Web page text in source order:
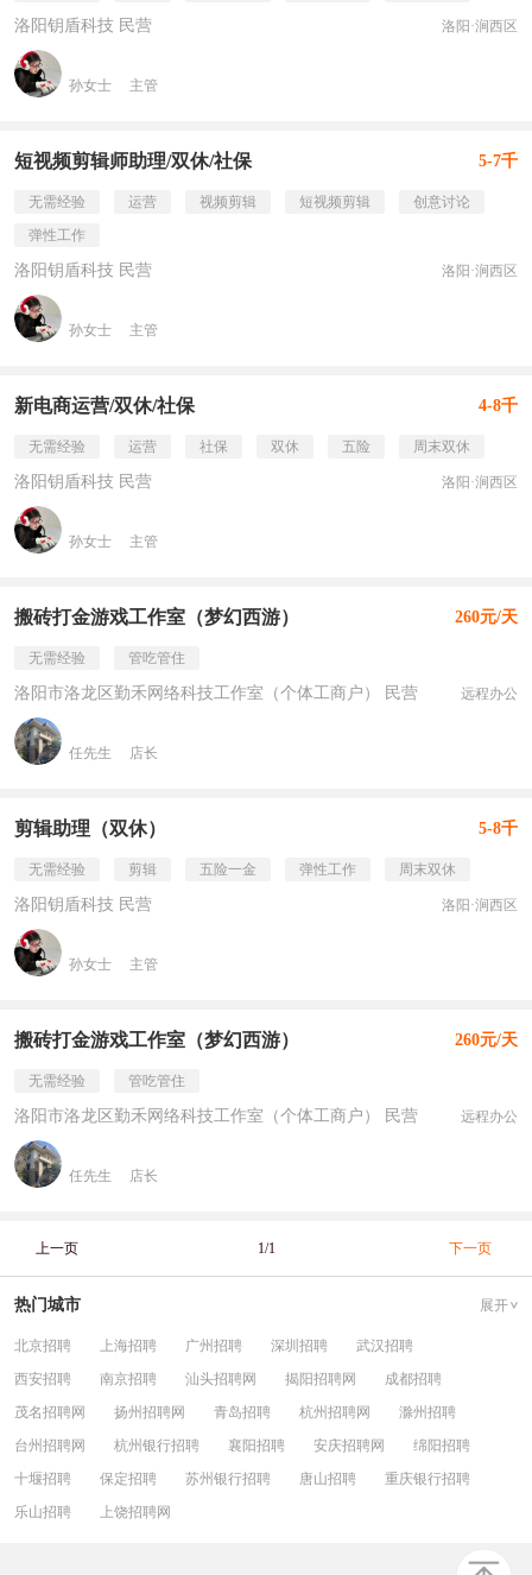
洛阳钥盾科技 民营 洛阳·涧西区
孙女士 主管
短视频剪辑师助理/双休/社保 5-7千
无需经验 运营 视频剪辑 短视频剪辑
创意讨论
弹性工作
洛阳钥盾科技 民营 洛阳·涧西区
孙女士 主管
新电商运营/双休/社保 4-8千
无需经验 运营 社保 双休 五险 周末双休
洛阳钥盾科技 民营 洛阳·涧西区
孙女士 主管
搬砖打金游戏工作室（梦幻西游） 260元/天
无需经验 管吃管住
洛阳市洛龙区勤禾网络科技工作室（个体工商户） 民营 远程办公
任先生 店长
剪辑助理（双休） 5-8千
无需经验 剪辑 五险一金 弹性工作 周末双休
洛阳钥盾科技 民营 洛阳·涧西区
孙女士 主管
搬砖打金游戏工作室（梦幻西游） 260元/天
无需经验 管吃管住
洛阳市洛龙区勤禾网络科技工作室（个体工商户） 民营 远程办公
任先生 店长
上一页 1/1 下一页
热门城市 展开
北京招聘 上海招聘 广州招聘 深圳招聘
武汉招聘
西安招聘
南京招聘 汕头招聘网 揭阳招聘网
成都招聘
茂名招聘网
扬州招聘网 青岛招聘 杭州招聘网
滁州招聘
台州招聘网
杭州银行招聘 襄阳招聘 安庆招聘网
绵阳招聘
十堰招聘
保定招聘 苏州银行招聘 唐山招聘
重庆银行招聘
乐山招聘
上饶招聘网